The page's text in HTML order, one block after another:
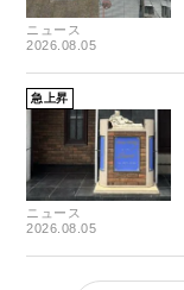
ニュース
2026.08.05
急上昇
ニュース
2026.08.05